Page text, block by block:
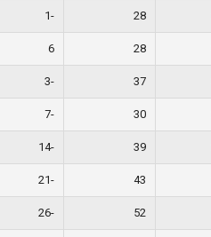
28
-1
28
6
37
-3
30
-7
39
-14
43
-21
52
-26